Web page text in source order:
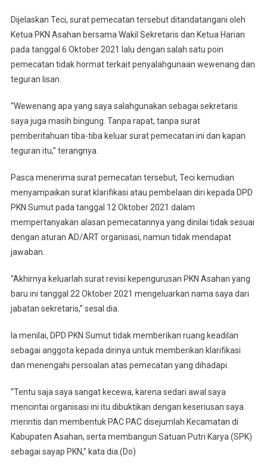
Dijelaskan Teci, surat pemecatan tersebut ditandatangani oleh
Ketua PKN Asahan bersama Wakil Sekretaris dan Ketua Harian
pada tanggal 6 Oktober 2021 lalu dengan salah satu poin
pemecatan tidak hormat terkait penyalahgunaan wewenang dan
teguran lisan.
“Wewenang apa yang saya salahgunakan sebagai sekretaris
saya juga masih bingung. Tanpa rapat, tanpa surat
pemberitahuan tiba-tiba keluar surat pemecatan ini dan kapan
teguran itu,” terangnya.
Pasca menerima surat pemecatan tersebut, Teci kemudian
menyampaikan surat klarifikasi atau pembelaan diri kepada DPD
PKN Sumut pada tanggal 12 Oktober 2021 dalam
mempertanyakan alasan pemecatannya yang dinilai tidak sesuai
dengan aturan AD/ART organisasi, namun tidak mendapat
jawaban.
“Akhirnya keluarlah surat revisi kepengurusan PKN Asahan yang
baru ini tanggal 22 Oktober 2021 mengeluarkan nama saya dari
jabatan sekretaris,” sesal dia.
Ia menilai, DPD PKN Sumut tidak memberikan ruang keadilan
sebagai anggota kepada dirinya untuk memberikan klarifikasi
dan menengahi persoalan atas pemecatan yang dihadapi.
“Tentu saja saya sangat kecewa, karena sedari awal saya
mencintai organisasi ini itu dibuktikan dengan keseriusan saya
merintis dan membentuk PAC PAC disejumlah Kecamatan di
Kabupaten Asahan, serta membangun Satuan Putri Karya (SPK)
sebagai sayap PKN,” kata dia.(Do)